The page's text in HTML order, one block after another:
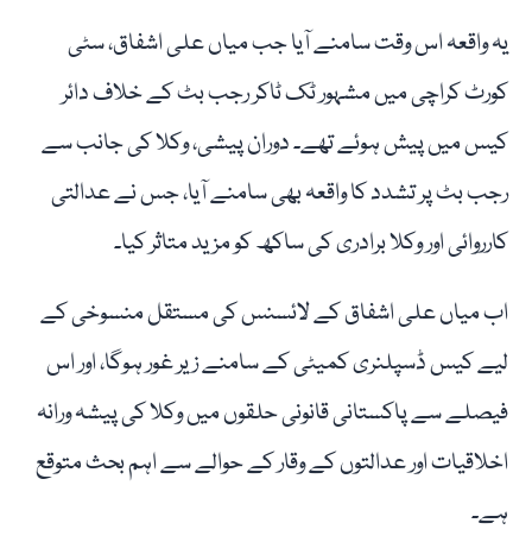
یہ واقعہ اس وقت سامنے آیا جب میاں علی اشفاق، سٹی
کورٹ کراچی میں مشہور ٹک ٹاکر رجب بٹ کے خلاف دائر
کیس میں پیش ہوئے تھے۔ دوران پیشی، وکلا کی جانب سے
رجب بٹ پر تشدد کا واقعہ بھی سامنے آیا، جس نے عدالتی
کارروائی اور وکلا برادری کی ساکھ کو مزید متاثر کیا۔
اب میاں علی اشفاق کے لائسنس کی مستقل منسوخی کے
لیے کیس ڈسپلنری کمیٹی کے سامنے زیر غور ہوگا، اور اس
فیصلے سے پاکستانی قانونی حلقوں میں وکلا کی پیشہ ورانہ
اخلاقیات اور عدالتوں کے وقار کے حوالے سے اہم بحث متوقع
ہے۔